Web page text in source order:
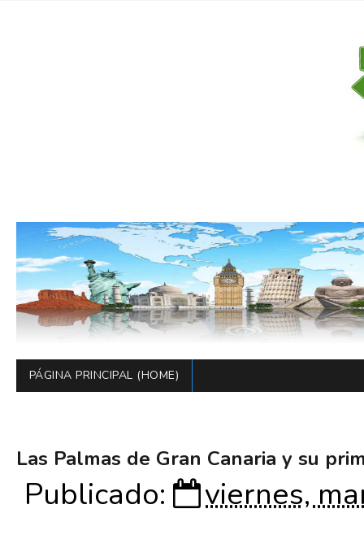
PÁGINA PRINCIPAL (HOME)
Las Palmas de Gran Canaria y su
Publicado: viernes,